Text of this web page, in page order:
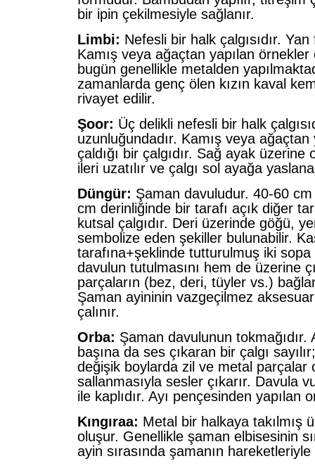
bir ipin çekilmesiyle sağlanır.
Limbi: Nefesli bir halk çalgısıdır.
Kamış veya ağaçtan yapılan
bugün genellikle metalden
zamanlarda genç ölen kızın kaval
rivayet edilir.
Şoor: Üç delikli nefesli bir halk
uzunluğundadır. Kamış veya ağaçtan
çaldığı bir çalgıdır. Sağ ayak
ileri uzatılır ve çalgı sol ayağa
Düngür: Şaman davuludur. 40-60
cm derinliğinde bir tarafı açık diğer
kutsal çalgıdır. Deri üzerinde göğü,
sembolize eden şekiller bulunabilir.
tarafına+şeklinde tutturulmuş iki
davulun tutulmasını hem de üzerine
parçaların (bez, deri, tüyler vs.)
Şaman ayininin vazgeçilmez
çalınır.
Orba: Şaman davulunun tokmağıdır.
başına da ses çıkaran bir çalgı
değişik boylarda zil ve metal parçalar
sallanmasıyla sesler çıkarır. Davula
ile kaplıdır. Ayı pençesinden yapılan
Kıngıraa: Metal bir halkaya takılmış
oluşur. Genellikle şaman elbisesinin
ayin sırasında şamanın